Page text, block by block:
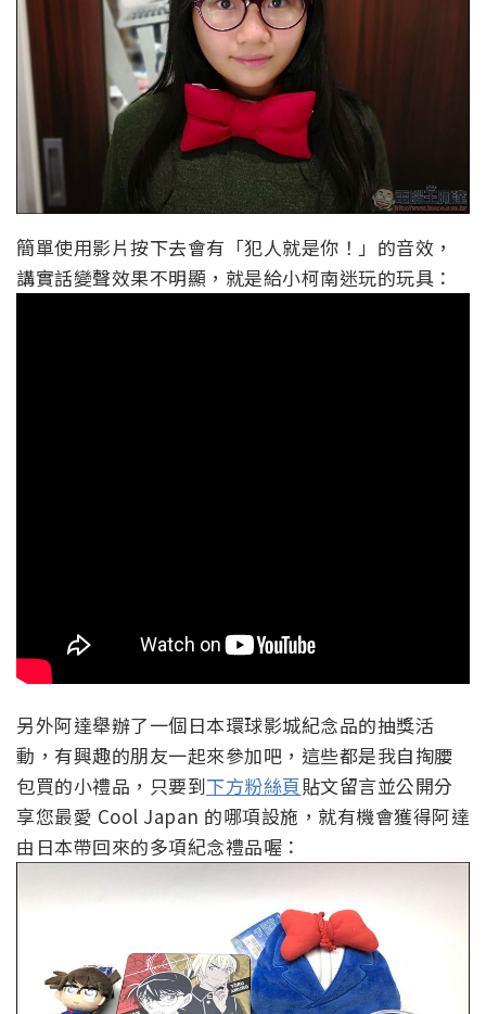
簡單使用影片按下去會有「犯人就是你！」的音效，
講實話變聲效果不明顯，就是給小柯南迷玩的玩具：
另外阿達舉辦了一個日本環球影城紀念品的抽獎活
動，有興趣的朋友一起來參加吧，這些都是我自掏腰
包買的小禮品，只要到下方粉絲頁貼文留言並公開分
享您最愛 Cool Japan 的哪項設施，就有機會獲得阿達
由日本帶回來的多項紀念禮品喔：